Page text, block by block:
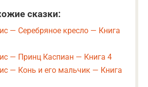
сказки:
— Серебряное кресло — Книга
— Принц Каспиан — Книга 4
— Конь и его мальчик — Книга